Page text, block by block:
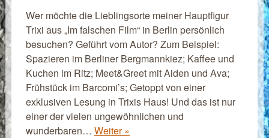
Wer möchte die Lieblingsorte meiner Hauptfigur
Trixi aus „Im falschen Film“ in Berlin persönlich
besuchen? Geführt vom Autor? Zum Beispiel:
Spazieren im Berliner Bergmannkiez; Kaffee und
Kuchen im Ritz; Meet&Greet mit Aiden und Ava;
Frühstück im Barcomi’s; Getoppt von einer
exklusiven Lesung in Trixis Haus! Und das ist nur
einer der vielen ungewöhnlichen und
wunderbaren… Weiter »